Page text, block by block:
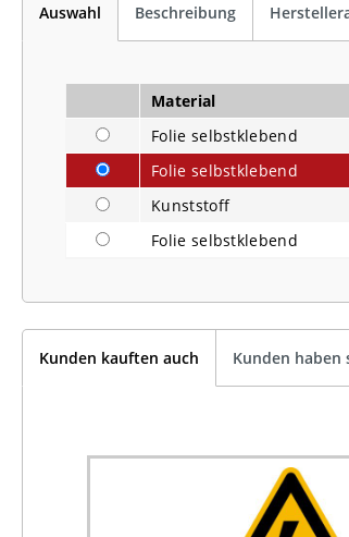
Auswahl Beschreibung
Material
Folie selbstklebend
Folie selbstklebend
Kunststoff
Folie selbstklebend
Kunden kauften auch Kunden haben